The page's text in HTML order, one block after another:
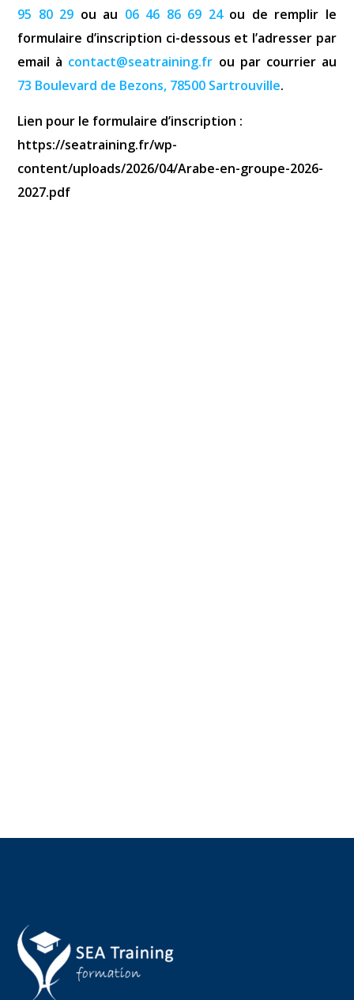
95 80 29 ou au 06 46 86 69 24ou de remplir le
formulaire d’inscription ci-dessous et l’adresser par
email à contact@seatraining.fr ou par courrier au
73 Boulevard de Bezons, 78500 Sartrouville.
Lien pour le formulaire d’inscription :
https://seatraining.fr/wp-
content/uploads/2026/04/Arabe-en-groupe-2026-
2027.pdf